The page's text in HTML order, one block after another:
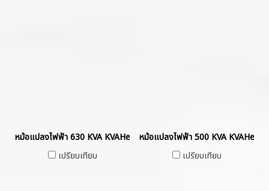
หม้อแปลงไฟฟ้า 630 KVA KVAHermetically Sealed without Gas
เปรียบเทียบ
หม้อแปลงไฟฟ้า 500 KVA
เปรียบเทียบ